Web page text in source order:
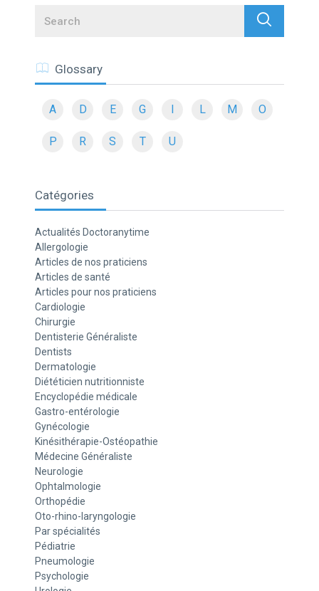
Search
Glossary
A D E G L M O
P R S T U
Catégories
Actualités Doctoranytime
Allergologie
Articles de nos praticiens
Articles de santé
Articles pour nos praticiens
Cardiologie
Chirurgie
Dentisterie Généraliste
Dentists
Dermatologie
Diététicien nutritionniste
Encyclopédie médicale
Gastro-entérologie
Gynécologie
Kinésithérapie-Ostéopathie
Médecine Généraliste
Neurologie
Ophtalmologie
Orthopédie
Oto-rhino-laryngologie
Par spécialités
Pédiatrie
Pneumologie
Psychologie